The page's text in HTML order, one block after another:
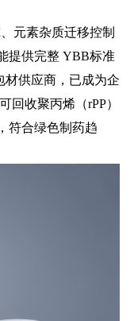
元素杂质迁移控制
提供完整 YBB标准
材供应商，已成为企
回收聚丙烯（rPP）
符合绿色制药趋